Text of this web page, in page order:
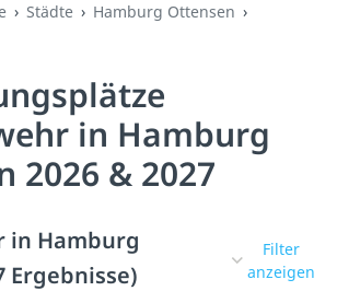
Städte
Hamburg Ottensen
in Hamburg
2026 & 2027
in Hamburg
Ergebnisse)
Filter
anzeigen